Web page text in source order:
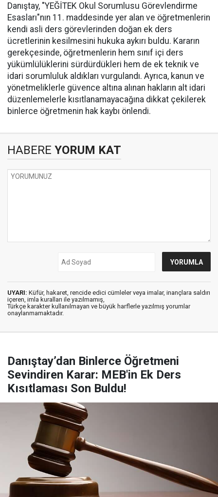
Danıştay, "YEĞİTEK Okul Sorumlusu Görevlendirme
Esasları"nın 11. maddesinde yer alan ve öğretmenlerin
kendi asli ders görevlerinden doğan ek ders
ücretlerinin kesilmesini hukuka aykırı buldu. Kararın
gerekçesinde, öğretmenlerin hem sınıf içi ders
yükümlülüklerini sürdürdükleri hem de ek teknik ve
idari sorumluluk aldıkları vurgulandı. Ayrıca, kanun ve
yönetmeliklerle güvence altına alınan hakların alt idari
düzenlemelerle kısıtlanamayacağına dikkat çekilerek
binlerce öğretmenin hak kaybı önlendi.
HABERE YORUM KAT
UYARI: Küfür, hakaret, rencide edici cümleler veya imalar, inançlara saldırı
içeren, imla kuralları ile yazılmamış,
Türkçe karakter kullanılmayan ve büyük harflerle yazılmış yorumlar
onaylanmamaktadır.
Danıştay’dan Binlerce Öğretmeni
Sevindiren Karar: MEB'in Ek Ders
Kısıtlaması Son Buldu!